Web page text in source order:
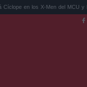
X-Men del MCU y Hea...